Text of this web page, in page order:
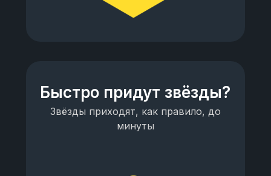
Быстро придут звёзды?
Звёзды приходят, как правило, до
минуты